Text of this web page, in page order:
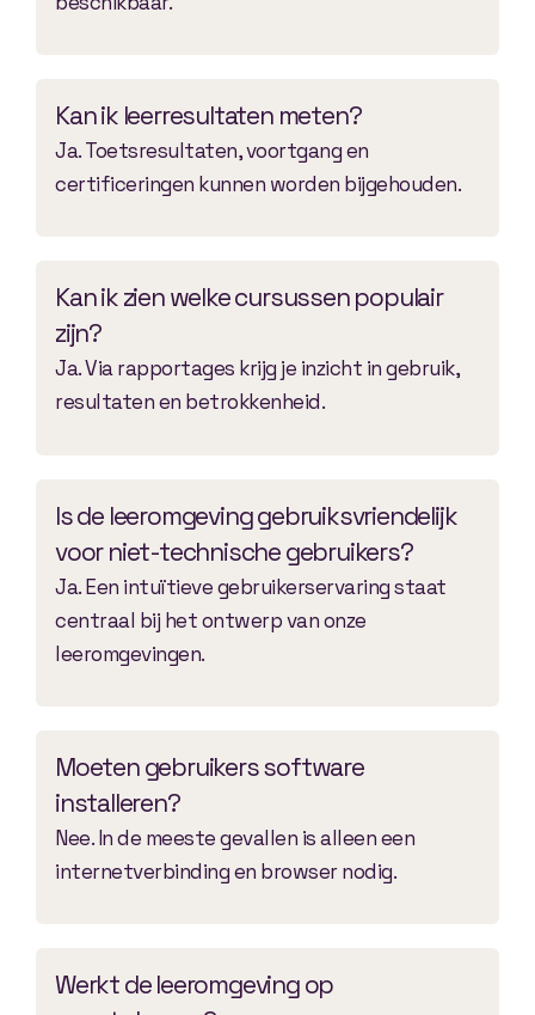
Kan ik leerresultaten meten?
Ja. Toetsresultaten, voortgang en
certificeringen kunnen worden bijgehouden.
Kan ik zien welke cursussen populair
zijn?
Ja. Via rapportages krijg je inzicht in gebruik,
resultaten en betrokkenheid.
Is de leeromgeving gebruiksvriendelijk
voor niet-technische gebruikers?
Ja. Een intuïtieve gebruikerservaring staat
centraal bij het ontwerp van onze
leeromgevingen.
Moeten gebruikers software
installeren?
Nee. In de meeste gevallen is alleen een
internetverbinding en browser nodig.
Werkt de leeromgeving op